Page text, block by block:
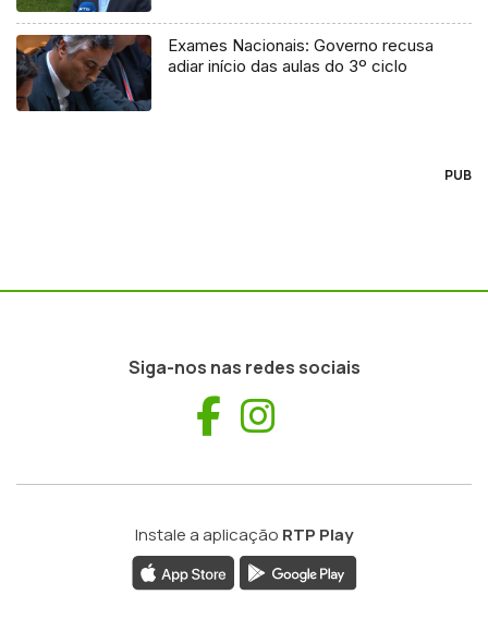
Exames Nacionais: Governo recusa
adiar início das aulas do 3º ciclo
PUB
Siga-nos nas redes sociais
Facebook
Instale a aplicação RTP Play